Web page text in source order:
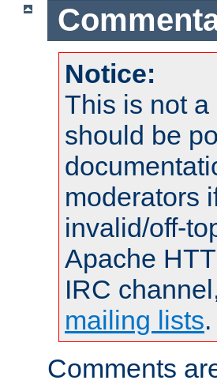
Notice:
This is not
should be
moderators
invalid/off-
Apache
IRC
mailing lists.
Comments